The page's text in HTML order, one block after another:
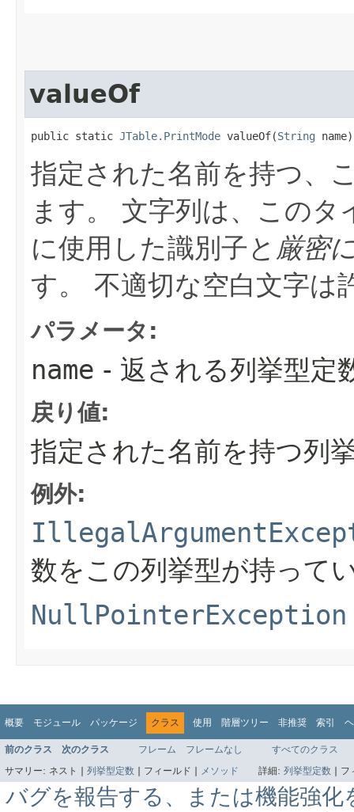
valueOf
public static JTable.PrintMode valueOf​(String name)
指定された名前を持つ、
ます。
文字列は、このタ
に使用した識別子と 厳密
す。
不適切な空白文字は
パラメータ:
name - 返される列挙型定
戻り値:
指定された名前を持つ列
例外:
数をこの列挙型が持って
NullPointerException
概要 モジュール パッケージ クラス 使用 階層ツリー 非推奨 索引
前のクラス 次のクラス フレーム フレームなし
すべてのクラス
サマリー: ネスト | 列挙型定数 | フィールド | メソッド 詳細: 列挙型定数 | フ
バグを報告する、または機能強化